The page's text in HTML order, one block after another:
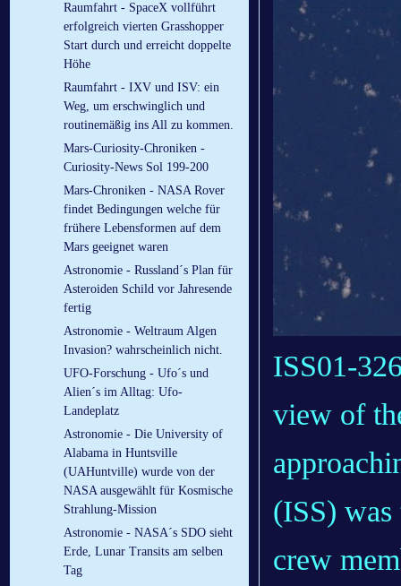
Raumfahrt - SpaceX vollführt
erfolgreich vierten Grasshopper
Start durch und erreicht doppelte
Höhe
Raumfahrt - IXV und ISV: ein
Weg, um erschwinglich und
routinemäßig ins All zu kommen.
Mars-Curiosity-Chroniken -
Curiosity-News Sol 199-200
Mars-Chroniken - NASA Rover
findet Bedingungen welche für
frühere Lebensformen auf dem
Mars geeignet waren
Astronomie - Russland´s Plan für
Asteroiden Schild vor Jahresende
fertig
Astronomie - Weltraum Algen
Invasion? wahrscheinlich nicht.
UFO-Forschung - Ufo´s und
Alien´s im Alltag: Ufo-
Landeplatz
Astronomie - Die University of
Alabama in Huntsville
(UAHuntville) wurde von der
NASA ausgewählt für Kosmische
Strahlung-Mission
Astronomie - NASA´s SDO sieht
Erde, Lunar Transits am selben
Tag
ISS01-
view of
(ISS)
crew